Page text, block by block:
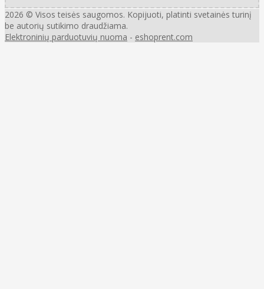
2026 © Visos teisės saugomos. Kopijuoti, platinti svetainės turinį
be autorių sutikimo draudžiama.
Elektroninių parduotuvių nuoma - eshoprent.com